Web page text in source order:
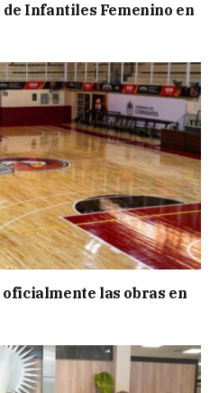
Infantiles Femenino en
las obras en